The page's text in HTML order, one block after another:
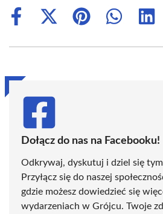
Share
Share
(Twitter)
Share
Share
Dołącz do nas na Facebooku!
Odkrywaj, dyskutuj i dziel się
Przyłącz się do naszej
gdzie możesz dowiedzieć się
wydarzeniach w Grójcu. Twoje